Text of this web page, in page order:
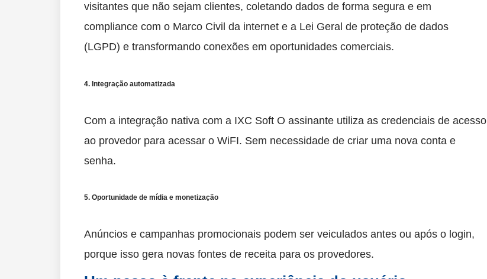
visitantes que não sejam clientes, coletando dados de forma segura e em
compliance com o Marco Civil da internet e a Lei Geral de proteção de dados
(LGPD) e transformando conexões em oportunidades comerciais.
4. Integração automatizada
Com a integração nativa com a IXC Soft O assinante utiliza as credenciais de acesso
ao provedor para acessar o WiFI. Sem necessidade de criar uma nova conta e
senha.
5. Oportunidade de mídia e monetização
Anúncios e campanhas promocionais podem ser veiculados antes ou após o login,
porque isso gera novas fontes de receita para os provedores.